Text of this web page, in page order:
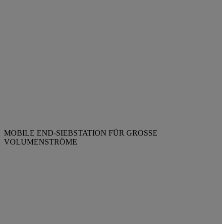
MOBILE END-SIEBSTATION FÜR GROSSE
VOLUMENSTRÖME